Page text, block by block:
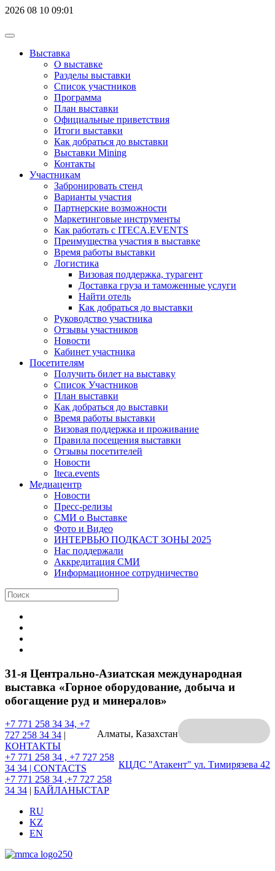
2026 08 10 09:01
Выставка
О выставке
Разделы выставки
Список участников
Программа
План выставки
Официальные приветствия
Итоги выставки
Как добраться до выставки
Выставки Mining
Контакты
Участникам
Забронировать стенд
Варианты участия
Партнерские возможности
Маркетинговые инструменты
Как работать с ITECA.EVENTS
Преимущества участия в выставке
Время работы выставки
Логистика
Визовая поддержка, турагент
Доставка груза и таможенные услуги
Найти отель
Как добраться до выставки
Руководство участника
Отзывы участников
Новости
Кабинет участника
Посетителям
Получить билет на выставку
Список Участников
План выставки
Как добраться до выставки
Время работы выставки
Визовая поддержка и проживание
Правила посещения выставки
Отзывы посетителей
Новости
Iteca.events
Медиацентр
Новости
Пресс-релизы
СМИ о Выставке
Фото и Видео
ИНТЕРВЬЮ ПОДКАСТ ЗОНЫ 2025
Нас поддержали
Аккредитация СМИ
Информационное сотрудничество
31-я Центрально-Азиатская международная
выставка «Горное оборудование, добыча и
обогащение руд и минералов»
Алматы, Казахстан
КЦДС "Атакент" ул. Тимирязева 42
+7 771 258 34 34, +7
727 258 34 34 |
КОНТАКТЫ
+7 771 258 34 , +7 727 258
34 34 | CONTACTS
+7 771 258 34 ,+7 727 258
34 34 | БАЙЛАНЫСТАР
RU
KZ
EN